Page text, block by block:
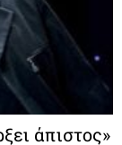
άπιστος»